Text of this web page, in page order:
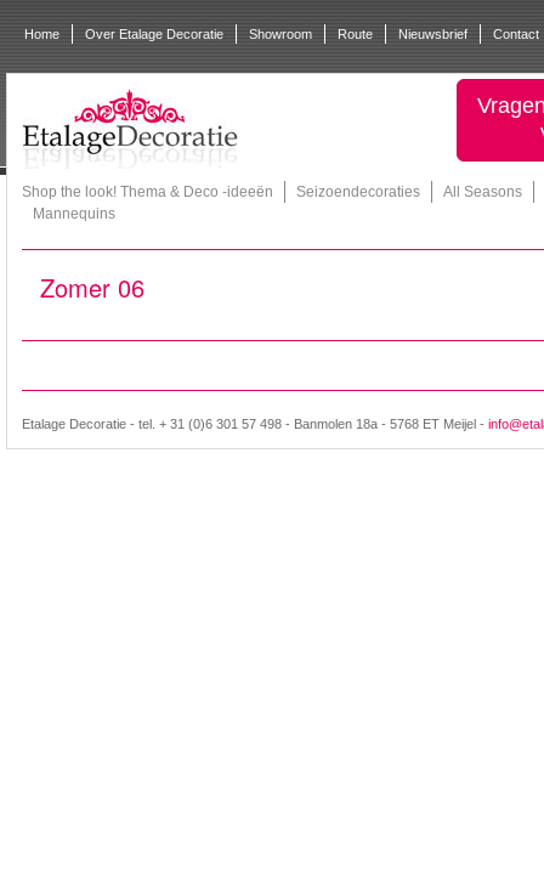
Home Over Etalage Decoratie Showroom Route Nieuwsbrief Contact
Shop the look! Thema & Deco -ideeën Seizoendecoraties
All Seasons
Mannequins
Zomer 06
Etalage Decoratie - tel. + 31 (0)6 301 57 498 - Banmolen 18a - 5768 ET Meijel -